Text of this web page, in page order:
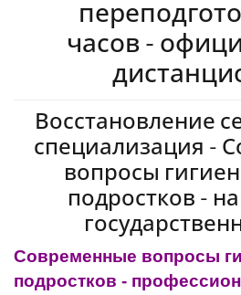
часов -
Восстановление
специализация -
вопросы
подростков -
Современные вопросы
подростков -